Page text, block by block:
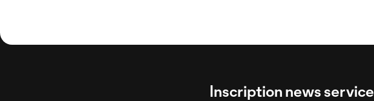
Inscription news service